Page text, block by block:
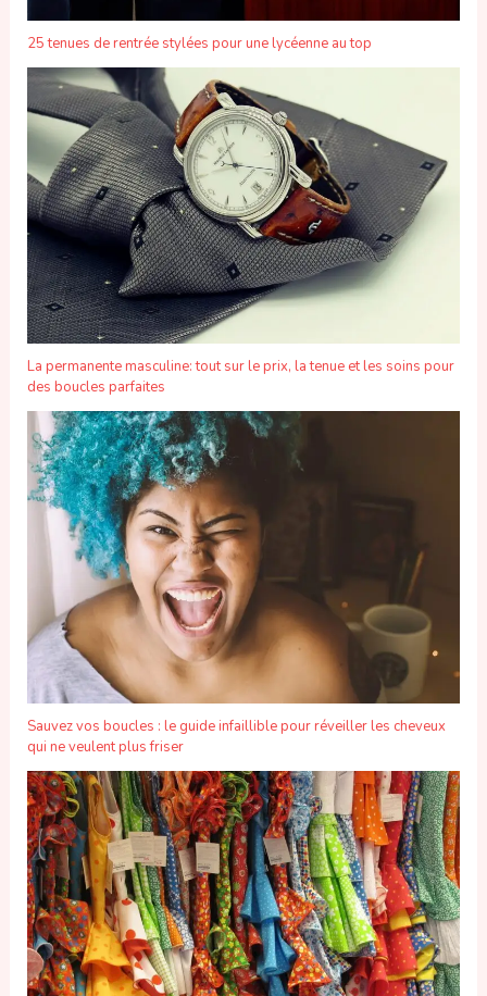
25 tenues de rentrée stylées pour une lycéenne au top
La permanente masculine: tout sur le prix, la tenue et les soins pour
des boucles parfaites
Sauvez vos boucles : le guide infaillible pour réveiller les cheveux
qui ne veulent plus friser